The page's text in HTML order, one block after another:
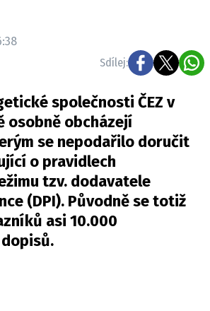
INZERCE
ÚDAJE / COOKIES
VOLNÁ MÍSTA
serveru newsbox.cz je
GROUP s.r.o., IČ: 118 23 054
Sdílej:
společnosti ČEZ v
osobně obcházejí
se nepodařilo doručit
o pravidlech
tzv. dodavatele
(DPI). Původně se totiž
asi 10.000